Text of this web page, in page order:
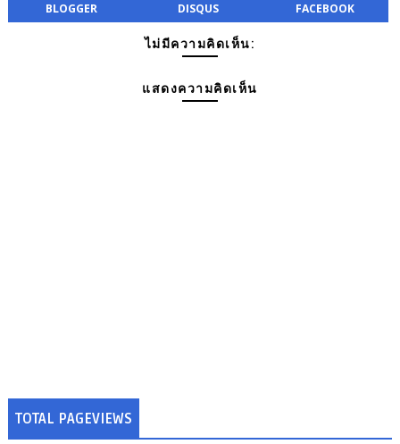
BLOGGER DISQUS FACEBOOK
ไม่มีความคิดเห็น:
แสดงความคิดเห็น
TOTAL PAGEVIEWS